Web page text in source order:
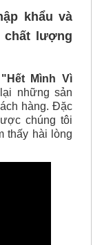
khẩu và
chất lượng
"Hết Mình Vì
những sản
hàng. Đặc
chúng tôi
thấy hài lòng